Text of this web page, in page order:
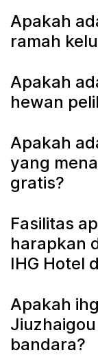
Apakah
ramah
Apakah
hewan
Apakah
yang
gratis?
Fasilitas
harapkan
IHG Hotel
Apakah
bandara?